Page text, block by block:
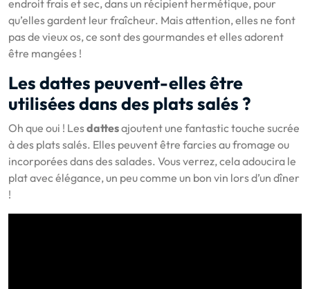
endroit frais et sec, dans un récipient hermétique, pour
qu’elles gardent leur fraîcheur. Mais attention, elles ne font
pas de vieux os, ce sont des gourmandes et elles adorent
être mangées !
Les dattes peuvent-elles être
utilisées dans des plats salés ?
Oh que oui ! Lesdattesajoutent une fantastic touche sucrée
à des plats salés. Elles peuvent être farcies au fromage ou
incorporées dans des salades. Vous verrez, cela adoucira le
plat avec élégance, un peu comme un bon vin lors d’un dîner
!